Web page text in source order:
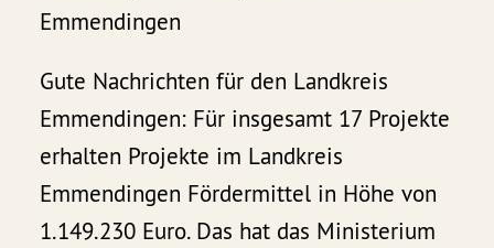
Emmendingen
Gute Nachrichten für den Landkreis
Emmendingen: Für insgesamt 17 Projekte
erhalten Projekte im Landkreis
Emmendingen Fördermittel in Höhe von
1.149.230 Euro. Das hat das Ministerium